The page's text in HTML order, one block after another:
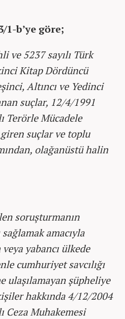
1-b’ye göre;
ve 5237 sayılı Türk
Kitap Dördüncü
Altıncı ve Yedinci
suçlar, 12/4/1991
Terörle Mücadele
suçlar ve toplu
olağanüstü halin
soruşturmanın
amacıyla
yabancı ülkede
cumhuriyet savcılığı
ulaşılamayan şüpheliye
hakkında 4/12/2004
Ceza Muhakemesi